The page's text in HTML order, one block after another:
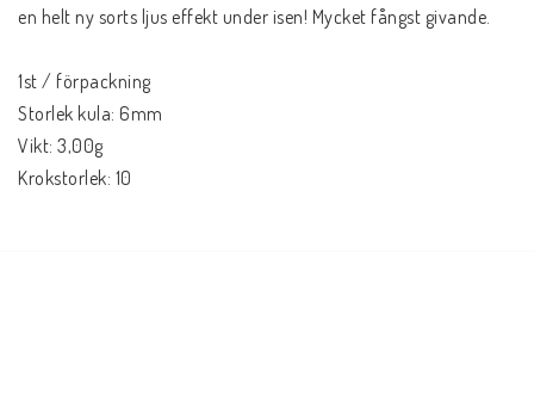
en helt ny sorts ljus effekt under isen! Mycket fångst givande.
1st / förpackning
Storlek kula: 6mm
Vikt: 3,00g
Krokstorlek: 10